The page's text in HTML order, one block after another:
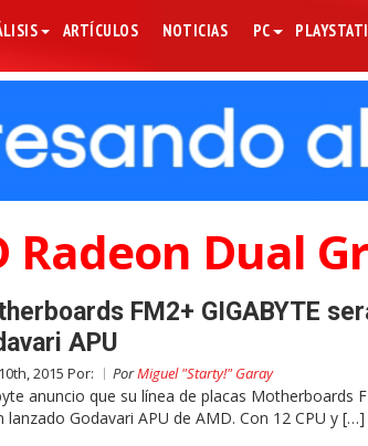
ARTÍCULOS NOTICIAS PC
Radeon Dual
FM2+ GIGABYTE
APU
2015 Por: PorMiguel "Starty!" Garay
anuncio que su línea de placas Motherboards
lanzado Godavari APU de AMD. Con 12 CPU y […]